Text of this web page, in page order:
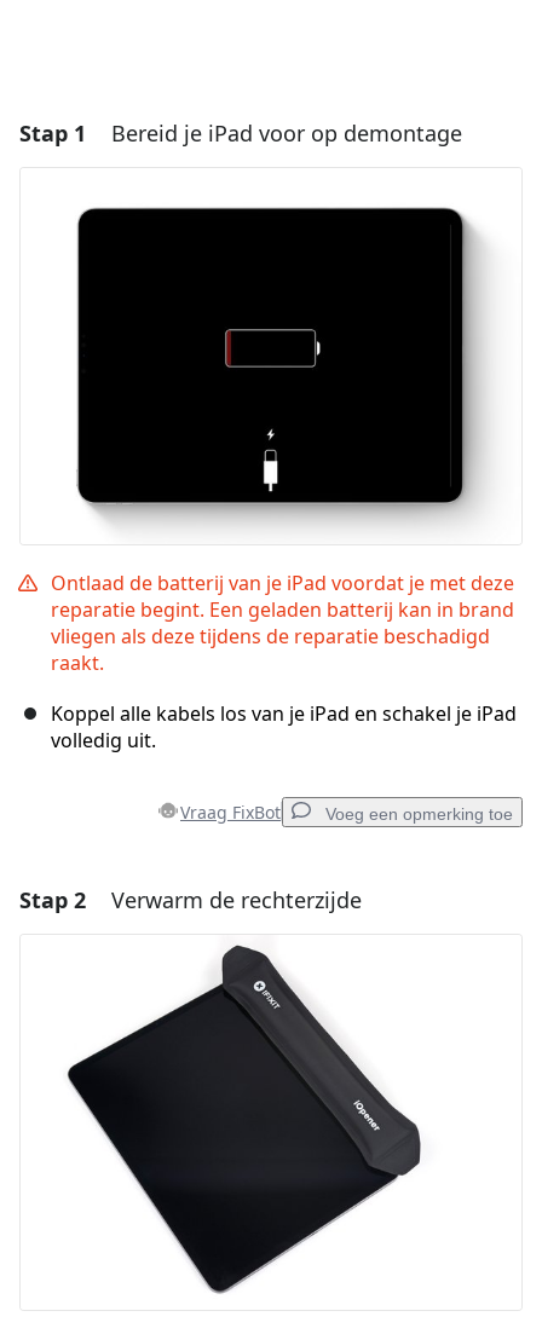
Stap 1 Bereid je iPad voor op demontage
Ontlaad de batterij van je iPad voordat je met deze
reparatie begint. Een geladen batterij kan in brand
vliegen als deze tijdens de reparatie beschadigd
raakt.
Koppel alle kabels los van je iPad en schakel je iPad
volledig uit.
Vraag FixBot Voeg een opmerking toe
Voeg een opmerking toe
Voeg opmerking toe
Annuleren Plaats opmerking
Stap 2 Verwarm de rechterzijde